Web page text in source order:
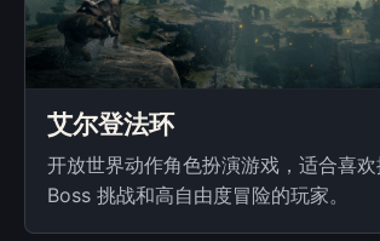
艾尔登法环
开放世界动作角色扮演游戏，适合喜欢
Boss 挑战和高自由度冒险的玩家。